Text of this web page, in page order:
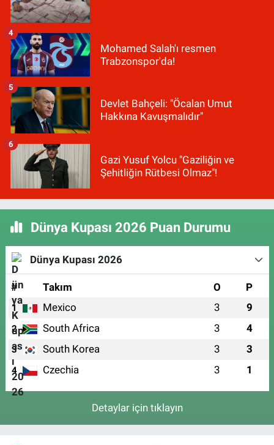
Mohamed Salah'ı resmen
Trabzonspor'da!
4
Devlet Bahçeli: "Öcalan Umut
Hakkına Kavuşmalıdır"
5
Gazi Yusuf Yolcu "Gaziliğin ve
Şehitliğin Rütbesi Olmaz"!
6
Dünya Kupası 2026 Puan Durumu
Dünya Kupası 2026
# Takım O P
1 Mexico 3 9
2 South Africa 3 4
3 South Korea 3 3
4 Czechia 3 1
Detaylar için tıklayın